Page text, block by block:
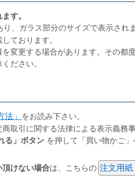
す。
り、ガラス部分のサイズで表示され
ております。
変更する場合があります。その都
ださい。
法」 をお読み下さい。
商取引に関する法律による表示義務事
る」ボタン を押して「買い物かご
頂けない場合は、こちらの 注文用紙